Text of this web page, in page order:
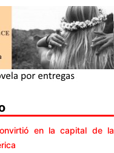
en la capital de la